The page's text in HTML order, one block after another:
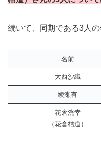
続いて、同期である3人の
名前
大西沙織
綾瀬有
花倉洸幸
（花倉桔道）